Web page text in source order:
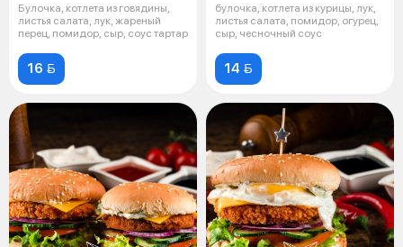
Булочка, котлета из говядины,
листья салата, лук, жареный
перец, помидор, сыр, соус тартар
16 
булочка, котлета из курицы, лук,
листья салата, помидор, огурец,
сыр, чесночный соус
14 